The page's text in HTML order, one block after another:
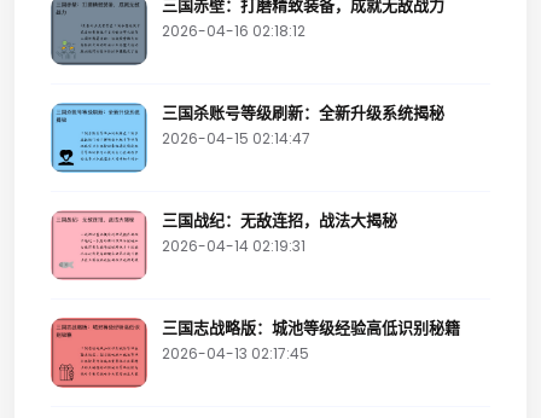
三国赤壁：打磨精致装备，成就无敌战力
2026-04-16 02:18:12
三国杀账号等级刷新：全新升级系统揭秘
2026-04-15 02:14:47
三国战纪：无敌连招，战法大揭秘
2026-04-14 02:19:31
三国志战略版：城池等级经验高低识别秘籍
2026-04-13 02:17:45